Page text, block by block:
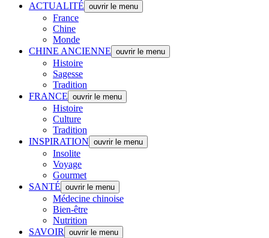
ACTUALITÉ ouvrir le menu
France
Chine
Monde
CHINE ANCIENNE ouvrir le menu
Histoire
Sagesse
Tradition
FRANCE ouvrir le menu
Histoire
Culture
Tradition
INSPIRATION ouvrir le menu
Insolite
Voyage
Gourmet
SANTÉ ouvrir le menu
Médecine chinoise
Bien-être
Nutrition
SAVOIR
ouvrir le menu